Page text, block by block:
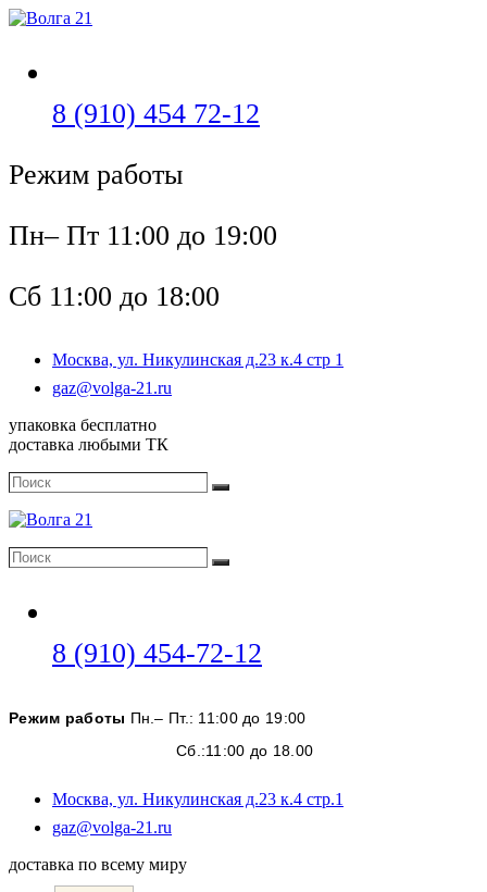
Перейти
8 (910) 454 72-12
Режим работы
Пн– Пт 11:00 до 19:00
Сб 11:00 до 18:00
Москва, ул. Никулинская д.23 к.4 стр 1
gaz@volga-21.ru
упаковка бесплатно
доставка любыми ТК
Поиск
Поиск
Поиск
Поиск
8 (910) 454-72-12
вашем
приложении
Режим работы Пн.– Пт.: 11:00 до 19:00
Сб.:11:00 до 18.00
Москва, ул. Никулинская д.23 к.4 стр.1
gaz@volga-21.ru
вашем
доставка по всему миру